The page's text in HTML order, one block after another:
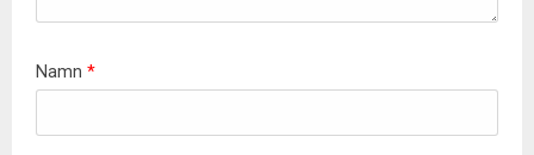
Namn *